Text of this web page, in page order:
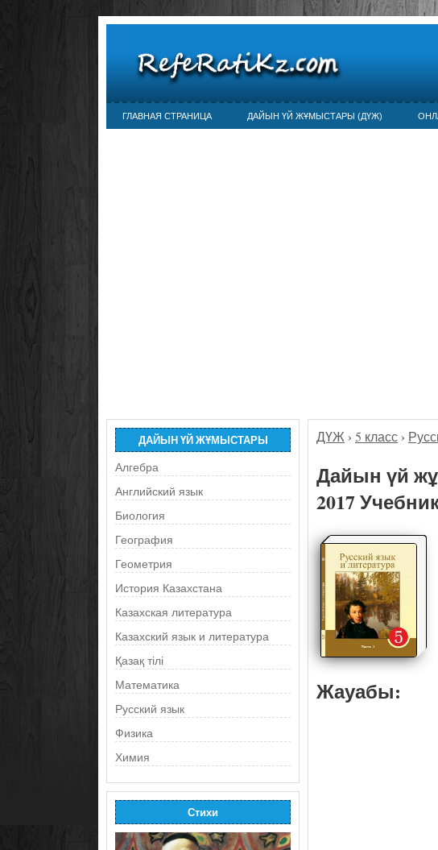
ГЛАВНАЯ СТРАНИЦА ДАЙЫН ҮЙ ЖҰМЫСТАРЫ (ДҮЖ)
ДАЙЫН ҮЙ ЖҰМЫСТАРЫ
Алгебра
Английский язык
Биология
География
Геометрия
История Казахстана
Казахская литература
Казахский язык и литература
Қазақ тілі
Математика
Русский язык
Физика
Химия
Стихи
ДҮЖ › 5 класс ›
Дайын үй
2017
Жауабы: